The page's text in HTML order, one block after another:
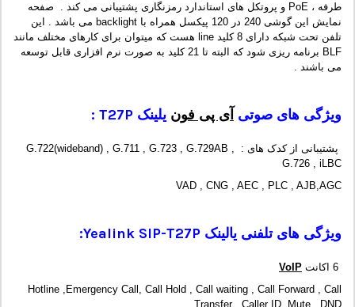
طرفه ، PoE و پروتکل های استاندارد رمزنگاری پشتیبانی می کند . صفحه
نمایش این گوشی 240 در 120 پیکسل همراه با backlight می باشد . این
تلفن تحت شبکه دارای 8 کلید line هست که میتوان برای کارهای مختلف مانند
BLF برنامه ریزی شود که البته تا 21 کلید به صورت نرم افزاری قابل توسعه
می باشند .
ویژگی های صوتی آی پی فون یلینک T27P :
پشتیبانی از کدک های : G.722(wideband) , G.711 , G.723 , G.729AB ,
G.726 , iLBC
VAD , CNG , AEC , PLC , AJB,AGC
ویژگی های تلفنی یالینک Yealink SIP-T27P:
VoIP
Hotline ,Emergency Call, Call Hold , Call waiting , Call Forward , Call
Transfer , Caller ID, Mute , DND